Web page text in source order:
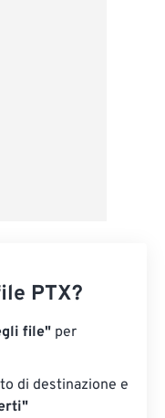
PTX?
file" per
di destinazione e